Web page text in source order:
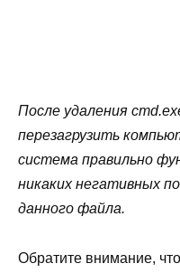
После удаления
перезагрузить
система правильно
никаких негативных
данного файла.
Обратите внимание,